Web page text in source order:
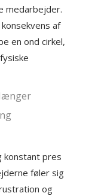
medarbejder.
af
en ond cirkel,
konstant pres
føler sig
og